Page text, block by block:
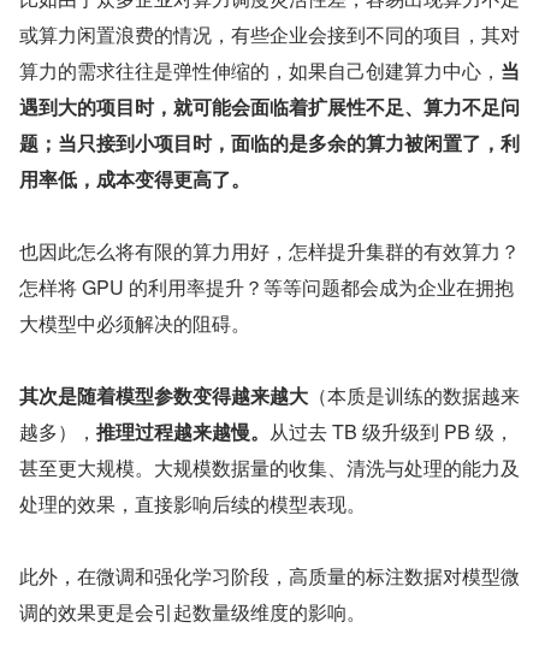
或算力闲置浪费的情况，有些企业会接到不同的项目，其对
算力的需求往往是弹性伸缩的，如果自己创建算力中心， 当
遇到大的项目时，就可能会面临着扩展性不足、算力不足问
题；当只接到小项目时，面临的是多余的算力被闲置了，利
用率低，成本变得更高了。
也因此怎么将有限的算力用好，怎样提升集群的有效算力？
怎样将 GPU 的利用率提升？等等问题都会成为企业在拥抱
大模型中必须解决的阻碍。
其次是随着模型参数变得越来越大 （本质是训练的数据越来
越多）， 推理过程越来越慢。 从过去 TB 级升级到 PB 级，
甚至更大规模。大规模数据量的收集、清洗与处理的能力及
处理的效果，直接影响后续的模型表现。
此外，在微调和强化学习阶段，高质量的标注数据对模型微
调的效果更是会引起数量级维度的影响。